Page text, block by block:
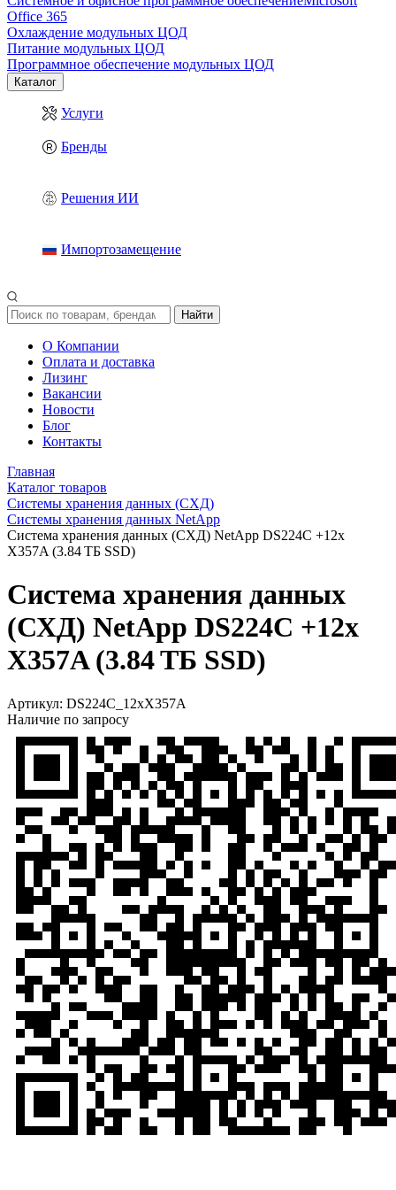
Office 365
Охлаждение модульных ЦОД
Питание модульных ЦОД
Программное обеспечение модульных ЦОД
Каталог
Услуги
Бренды
Решения ИИ
Импортозамещение
Найти
О Компании
Оплата и доставка
Лизинг
Вакансии
Новости
Блог
Контакты
Главная
Каталог товаров
Системы хранения данных (СХД)
Cистемы хранения данных NetApp
Система хранения данных (СХД) NetApp DS224C +12x
X357A (3.84 ТБ SSD)
Система хранения данных
(СХД) NetApp DS224C +12x
X357A (3.84 ТБ SSD)
Артикул: DS224C_12xX357A
Наличие по запросу